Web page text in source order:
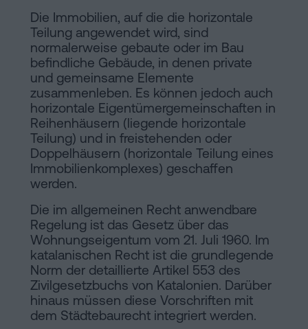
Die Immobilien, auf die die horizontale
Teilung angewendet wird, sind
normalerweise gebaute oder im Bau
befindliche Gebäude, in denen private
und gemeinsame Elemente
zusammenleben. Es können jedoch auch
horizontale Eigentümergemeinschaften in
Reihenhäusern (liegende horizontale
Teilung) und in freistehenden oder
Doppelhäusern (horizontale Teilung eines
Immobilienkomplexes) geschaffen
werden.
Die im allgemeinen Recht anwendbare
Regelung ist das Gesetz über das
Wohnungseigentum vom 21. Juli 1960. Im
katalanischen Recht ist die grundlegende
Norm der detaillierte Artikel 553 des
Zivilgesetzbuchs von Katalonien. Darüber
hinaus müssen diese Vorschriften mit
dem Städtebaurecht integriert werden.